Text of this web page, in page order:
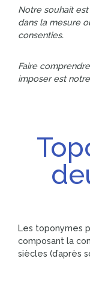
Notre souhait
dans la mesure
consenties.
Faire
imposer est
Les toponymes
composant la
siècles (d’après